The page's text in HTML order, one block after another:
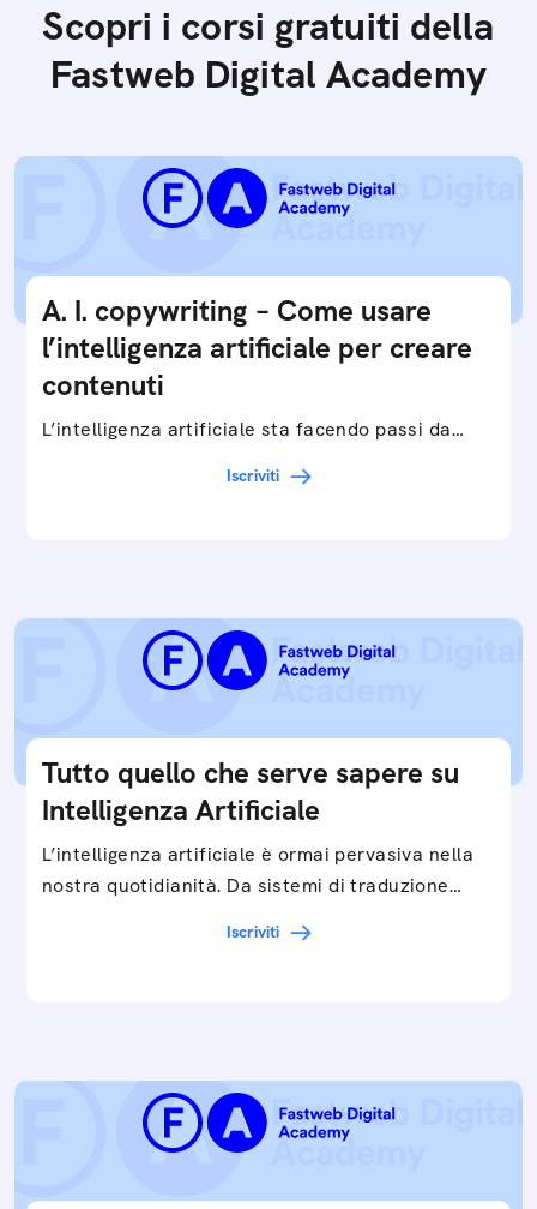
Scopri i corsi gratuiti della
Fastweb Digital Academy
A. I. copywriting – Come usare
l’intelligenza artificiale per creare
contenuti
L’intelligenza artificiale sta facendo passi da
interpretazione dei big data ai chatbot e virtual…
Iscriviti
Tutto quello che serve sapere su
Intelligenza Artificiale
L’intelligenza artificiale è ormai pervasiva nella
nostra quotidianità. Da sistemi di traduzione
Iscriviti